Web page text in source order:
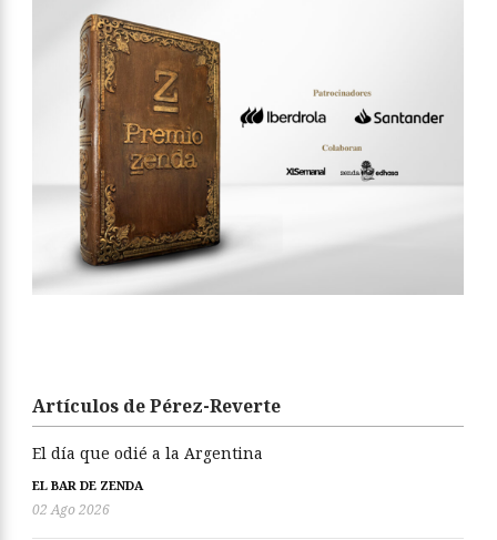
Artículos de Pérez-Reverte
El día que odié a la Argentina
EL BAR DE ZENDA
02 Ago 2026